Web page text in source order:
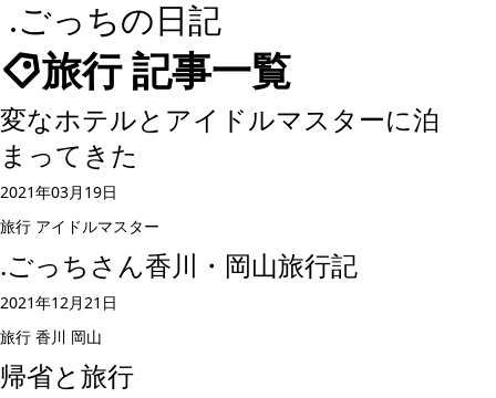
.ごっちの日記
旅行 記事一覧
変なホテルとアイドルマスターに泊
まってきた
2021年03月19日
旅行 アイドルマスター
.ごっちさん香川・岡山旅行記
2021年12月21日
旅行 香川 岡山
帰省と旅行